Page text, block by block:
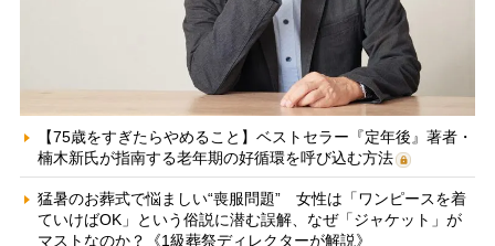
【75歳をすぎたらやめること】ベストセラー『定年後』著者・
楠木新氏が指南する老年期の好循環を呼び込む方法
猛暑のお葬式で悩ましい“喪服問題” 女性は「ワンピースを着
ていけばOK」という俗説に潜む誤解、なぜ「ジャケット」が
マストなのか？《1級葬祭ディレクターが解説》